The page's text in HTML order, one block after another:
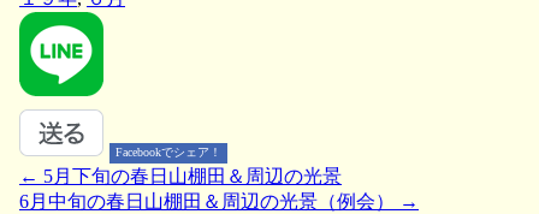
Facebookでシェア！
投
← 5月下旬の春日山棚田＆周辺の光景
6月中旬の春日山棚田＆周辺の光景（例会）
→